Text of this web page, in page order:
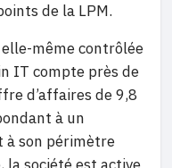
de la LPM.
même contrôlée
IT compte près de
d’affaires de 9,8
à un
son périmètre